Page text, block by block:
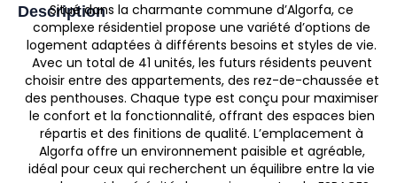
Description
Situé dans la charmante commune d’Algorfa, ce
complexe résidentiel propose une variété d’options de
logement adaptées à différents besoins et styles de vie.
Avec un total de 41 unités, les futurs résidents peuvent
choisir entre des appartements, des rez-de-chaussée et
des penthouses. Chaque type est conçu pour maximiser
le confort et la fonctionnalité, offrant des espaces bien
répartis et des finitions de qualité. L’emplacement à
Algorfa offre un environnement paisible et agréable,
idéal pour ceux qui recherchent un équilibre entre la vie